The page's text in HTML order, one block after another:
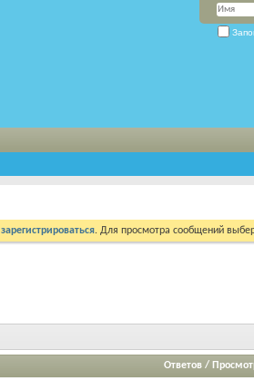
зарегистрироваться. Для просмотра сообщений
Ответов /